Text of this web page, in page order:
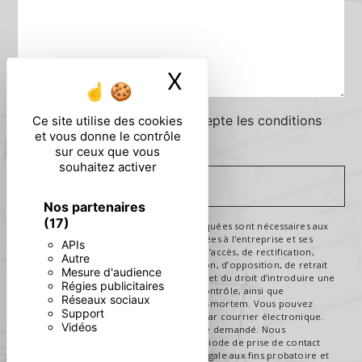
Ce site utilise des cookies
et vous donne le contrôle
sur ceux que vous
souhaitez activer
Nos partenaires
(17)
APIs
Autre
Mesure d'audience
Régies publicitaires
Réseaux sociaux
Support
Vidéos
X
En cochant cette case, j'accepte les conditions
particulières ci-dessous **
** Les données personnelles communiquées sont nécessaires aux
fins de vous contacter. Elles sont destinées à l'entreprise et ses
sous-traitants. Vous disposez de droits d’accès, de rectification,
d’effacement, de portabilité, de limitation, d’opposition, de retrait
de votre consentement à tout moment et du droit d’introduire une
réclamation auprès d’une autorité de contrôle, ainsi que
d’organiser le sort de vos données post-mortem. Vous pouvez
exercer ces droits par voie postale ou par courrier électronique.
Un justificatif d'identité pourra vous être demandé. Nous
conservons vos données pendant la période de prise de contact
puis pendant la durée de prescription légale aux fins probatoire et